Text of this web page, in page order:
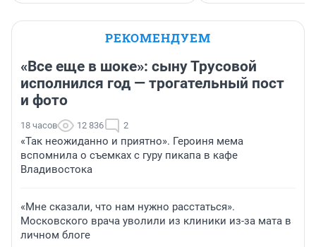
РЕКОМЕНДУЕМ
«Все еще в шоке»: сыну Трусовой
исполнился год — трогательный пост
и фото
18 часов 12 836 2
«Так неожиданно и приятно». Героиня мема
вспомнила о съемках с гуру пикапа в кафе
Владивостока
«Мне сказали, что нам нужно расстаться».
Московского врача уволили из клиники из-за мата в
личном блоге